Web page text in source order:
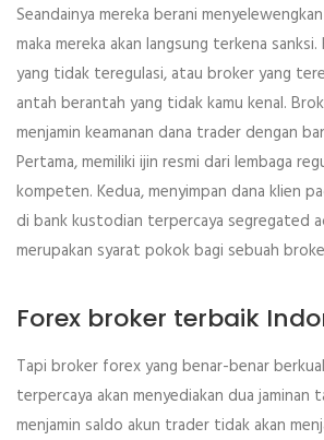
Seandainya mereka berani
maka mereka akan langsung terkena
yang tidak teregulasi, atau broker yang
antah berantah yang tidak kamu kenal.
menjamin keamanan dana trader dengan
Pertama, memiliki ijin resmi dari lembaga
kompeten. Kedua, menyimpan dana klien
di bank kustodian terpercaya segregated
merupakan syarat pokok bagi sebuah
Forex broker terbaik
Tapi broker forex yang benar-benar
terpercaya akan menyediakan dua jaminan
menjamin saldo akun trader tidak akan